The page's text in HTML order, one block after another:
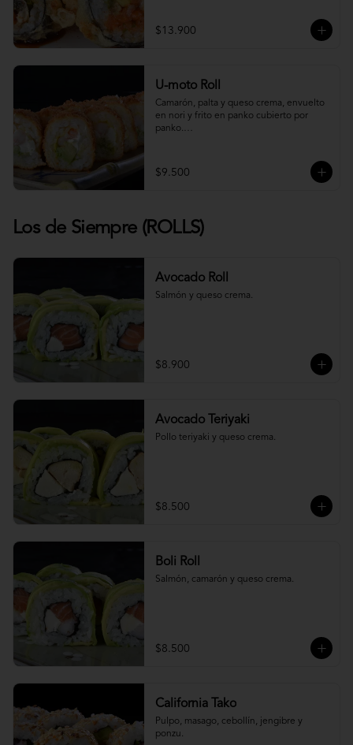
$13.900
U-moto Roll
Camarón, palta y queso crema, envuelto
en nori y frito en panko cubierto por
panko.
$9.500
Los de Siempre (ROLLS)
Avocado Roll
Salmón y queso crema.
$8.900
Avocado Teriyaki
Pollo teriyaki y queso crema.
$8.500
Boli Roll
Salmón, camarón y queso crema.
$8.500
California Tako
Pulpo, masago, cebollín, jengibre y
ponzu.